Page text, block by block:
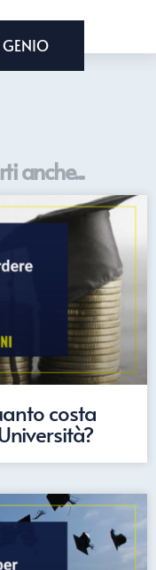
GENIO
anche...
costa